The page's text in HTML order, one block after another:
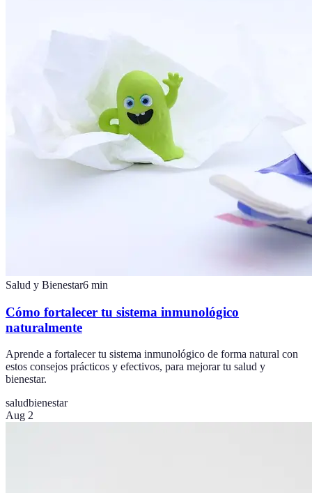
Salud y Bienestar6 min
Cómo fortalecer tu sistema inmunológico
naturalmente
Aprende a fortalecer tu sistema inmunológico de forma natural con
estos consejos prácticos y efectivos, para mejorar tu salud y
bienestar.
saludbienestar
Aug 2